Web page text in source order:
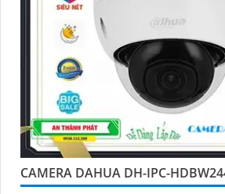
CAMERA DAHUA DH-IPC-